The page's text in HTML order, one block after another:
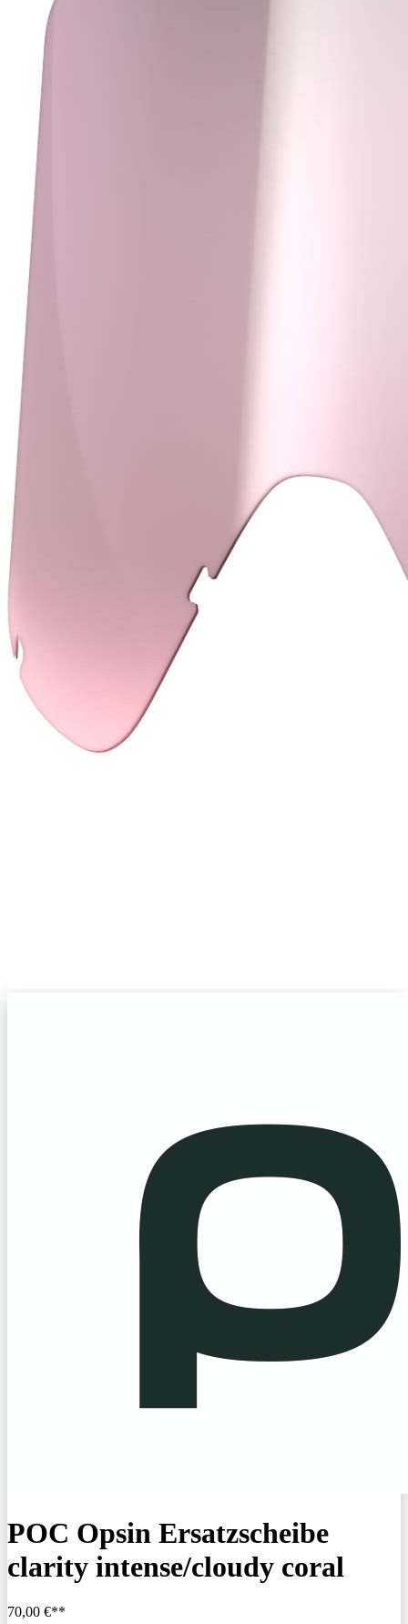
POC Opsin Ersatzscheibe
clarity intense/cloudy coral
70,00 €**